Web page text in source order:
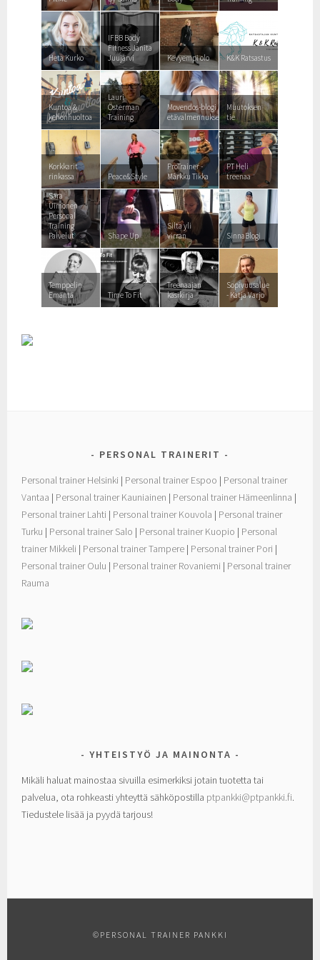
Heta Kurko
IFBB Body
Fitness Janita
Juujärvi
Kevyempi olo K&K Ratsastus
Kuntoa &
kehonhuoltoa
Lauri
Österman
Training
Movendos-blogi
etävalmennuksesta
Muutoksen
tie
Korkkarit
rinkassa
Peace&Style
ProTrainer -
Márkku Tikka
PT Heli
treenaa
Sara
Uimonen
Personal
Training
Palvelut
Shape Up
Silta yli
virran
SinnaBlogi
Temppelin
Emäntä
Time To Fit
Treenaajan
käsikirja
Sopivuusalue
- Katja Varjo
PERSONAL TRAINERIT
Personal trainer Helsinki | Personal trainer Espoo | Personal trainer
Vantaa | Personal trainer Kauniainen | Personal trainer Hämeenlinna |
Personal trainer Lahti | Personal trainer Kouvola | Personal trainer
Turku | Personal trainer Salo | Personal trainer Kuopio | Personal
trainer Mikkeli | Personal trainer Tampere | Personal trainer Pori |
Personal trainer Oulu | Personal trainer Rovaniemi | Personal trainer
Rauma
YHTEISTYÖ JA MAINONTA
Mikäli haluat mainostaa sivuilla esimerkiksi jotain tuotetta tai
palvelua, ota rohkeasti yhteyttä sähköpostilla ptpankki@ptpankki.fi.
Tiedustele lisää ja pyydä tarjous!